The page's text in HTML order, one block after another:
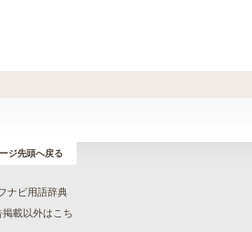
ジ先頭へ戻る
ナビ用語辞典
掲載以外はこち